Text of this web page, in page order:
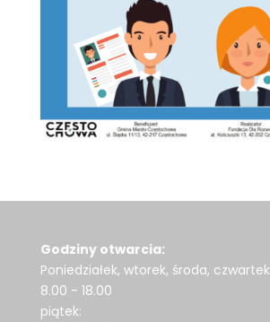
Godziny otwarcia:
Poniedziałek, wtorek, środa, czwartek
8.00 - 18.00
piątek: